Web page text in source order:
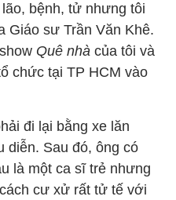
bệnh, tử nhưng tôi
Giáo sư Trần Văn Khê.
Quê nhà của tôi và
chức tại TP HCM vào
đi lại bằng xe lăn
diễn. Sau đó, ông có
là một ca sĩ trẻ nhưng
cư xử rất tử tế với